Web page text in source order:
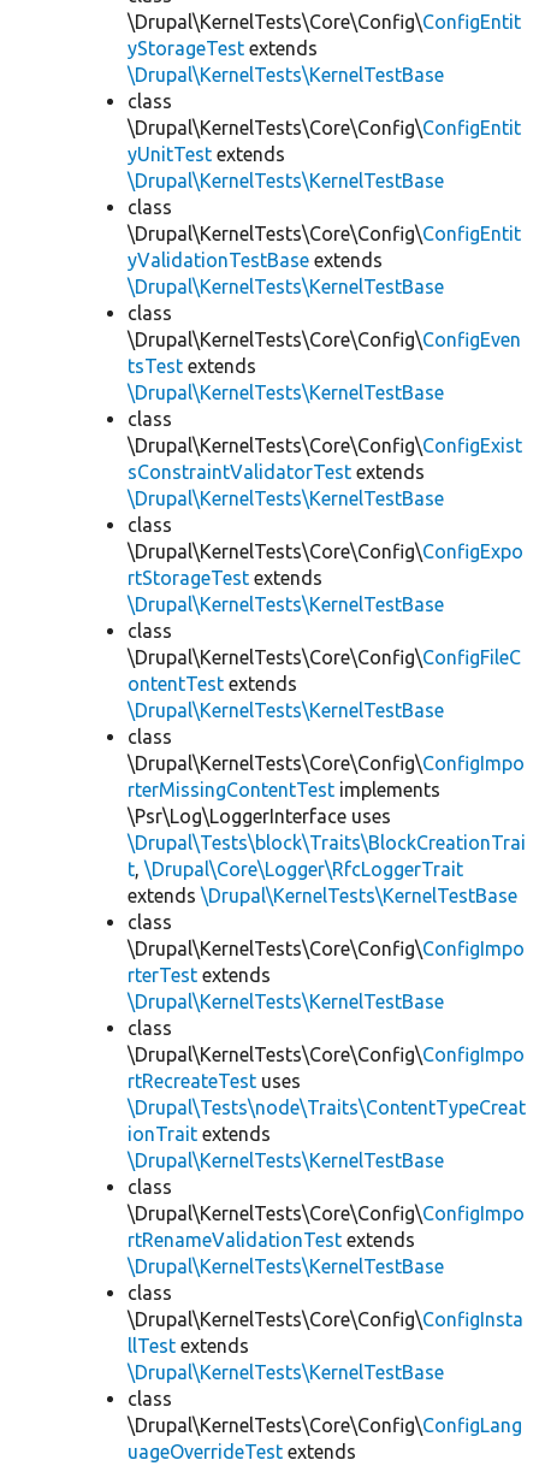
\Drupal\KernelTests\Core\Config\ConfigEntit
yStorageTest extends
\Drupal\KernelTests\KernelTestBase
class
\Drupal\KernelTests\Core\Config\ConfigEntit
yUnitTest extends
\Drupal\KernelTests\KernelTestBase
class
\Drupal\KernelTests\Core\Config\ConfigEntit
yValidationTestBase extends
\Drupal\KernelTests\KernelTestBase
class
\Drupal\KernelTests\Core\Config\ConfigEven
tsTest extends
\Drupal\KernelTests\KernelTestBase
class
\Drupal\KernelTests\Core\Config\ConfigExist
sConstraintValidatorTest extends
\Drupal\KernelTests\KernelTestBase
class
\Drupal\KernelTests\Core\Config\ConfigExpo
rtStorageTest extends
\Drupal\KernelTests\KernelTestBase
class
\Drupal\KernelTests\Core\Config\ConfigFileC
ontentTest extends
\Drupal\KernelTests\KernelTestBase
class
\Drupal\KernelTests\Core\Config\ConfigImpo
rterMissingContentTest implements
\Psr\Log\LoggerInterface uses
\Drupal\Tests\block\Traits\BlockCreationTrai
t, \Drupal\Core\Logger\RfcLoggerTrait
extends \Drupal\KernelTests\KernelTestBase
class
\Drupal\KernelTests\Core\Config\ConfigImpo
rterTest extends
\Drupal\KernelTests\KernelTestBase
class
\Drupal\KernelTests\Core\Config\ConfigImpo
rtRecreateTest uses
\Drupal\Tests\node\Traits\ContentTypeCreat
ionTrait extends
\Drupal\KernelTests\KernelTestBase
class
\Drupal\KernelTests\Core\Config\ConfigImpo
rtRenameValidationTest extends
\Drupal\KernelTests\KernelTestBase
class
\Drupal\KernelTests\Core\Config\ConfigInsta
llTest extends
\Drupal\KernelTests\KernelTestBase
class
\Drupal\KernelTests\Core\Config\ConfigLang
uageOverrideTest extends